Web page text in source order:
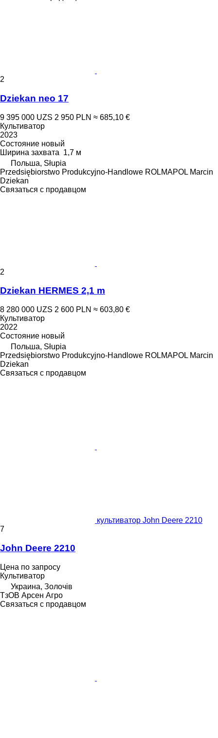
2
Dziekan neo 17
9 395 000 UZS 2 950 PLN ≈ 685,10 €
Культиватор
2023
Состояние новый
Ширина захвата 1,7 м
Польша, Słupia
Przedsiębiorstwo Produkcyjno-Handlowe ROLMAPOL Marcin
Dziekan
Связаться с продавцом
2
Dziekan HERMES 2,1 m
8 280 000 UZS 2 600 PLN ≈ 603,80 €
Культиватор
2022
Состояние новый
Польша, Słupia
Przedsiębiorstwo Produkcyjno-Handlowe ROLMAPOL Marcin
Dziekan
Связаться с продавцом
культиватор John Deere 2210
7
John Deere 2210
Цена по запросу
Культиватор
Украина, Золочів
ТзОВ Арсен Агро
Связаться с продавцом